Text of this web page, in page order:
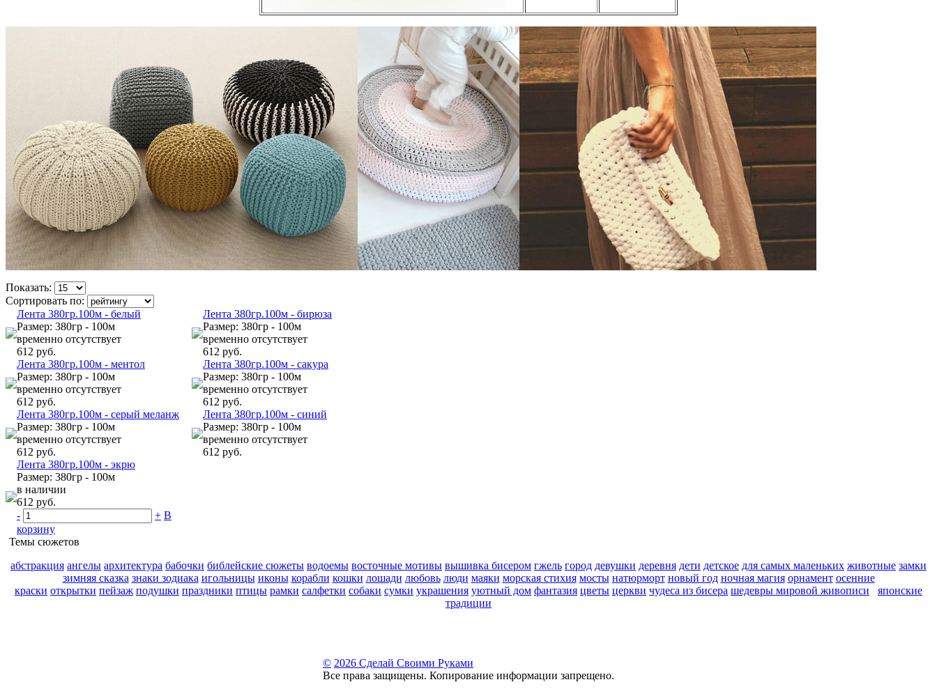
Показать:
Сортировать по:
Лента 380гр.100м - белый
Размер: 380гр - 100м
временно отсутствует
612 руб.
Лента 380гр.100м - бирюза
Размер: 380гр - 100м
временно отсутствует
612 руб.
Лента 380гр.100м - ментол
Размер: 380гр - 100м
временно отсутствует
612 руб.
Лента 380гр.100м - сакура
Размер: 380гр - 100м
временно отсутствует
612 руб.
Лента 380гр.100м - серый меланж
Размер: 380гр - 100м
временно отсутствует
612 руб.
Лента 380гр.100м - синий
Размер: 380гр - 100м
временно отсутствует
612 руб.
Лента 380гр.100м - экрю
Размер: 380гр - 100м
в наличии
612 руб.
-
+ В
корзину
Темы сюжетов
абстракция ангелы архитектура бабочки библейские сюжеты водоемы восточные мотивы вышивка бисером гжель город девушки деревня дети детское для самых маленьких животные замки
зимняя сказка знаки зодиака игольницы иконы корабли кошки лошади любовь люди маяки морская стихия мосты натюрморт новый год ночная магия орнамент осенние
краски открытки пейзаж подушки праздники птицы рамки салфетки собаки сумки украшения уютный дом фантазия цветы церкви чудеса из бисера шедевры мировой живописи
японские
традиции
© 2026 Сделай Своими Руками
Все права защищены. Копирование информации запрещено.